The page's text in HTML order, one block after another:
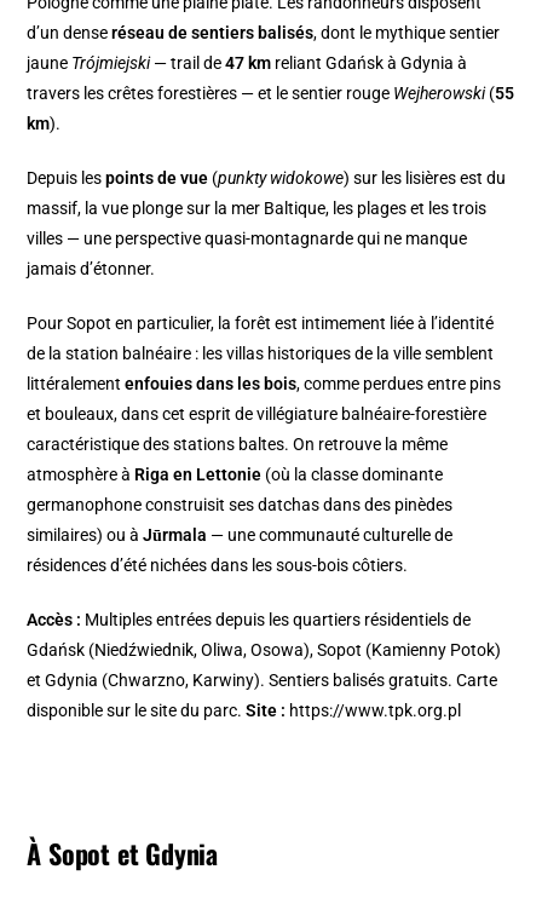
d’un denseréseau de sentiers balisés, dont le mythique sentier
jaune Trójmiejski— trail de47 km reliant Gdańsk à Gdynia à
travers les crêtes forestières — et le sentier rouge Wejherowski(55
km).
Depuis lespoints de vue (punkty widokowe) sur les lisières est du
massif, la vue plonge sur la mer Baltique, les plages et les trois
villes — une perspective quasi-montagnarde qui ne manque
jamais d’étonner.
Pour Sopot en particulier, la forêt est intimement liée à l’identité
de la station balnéaire : les villas historiques de la ville semblent
littéralementenfouies dans les bois, comme perdues entre pins
et bouleaux, dans cet esprit de villégiature balnéaire-forestière
caractéristique des stations baltes. On retrouve la même
atmosphère à Riga en Lettonie (où la classe dominante
germanophone construisit ses datchas dans des pinèdes
similaires) ou àJūrmala — une communauté culturelle de
résidences d’été nichées dans les sous-bois côtiers.
Accès : Multiples entrées depuis les quartiers résidentiels de
Gdańsk (Niedźwiednik, Oliwa, Osowa), Sopot (Kamienny Potok)
et Gdynia (Chwarzno, Karwiny). Sentiers balisés gratuits. Carte
disponible sur le site du parc.Site : https://www.tpk.org.pl
À Sopot et Gdynia